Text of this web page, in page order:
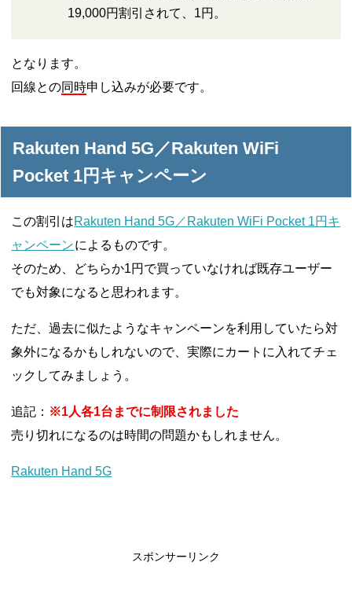
19,000円割引されて、1円。
となります。
回線との同時申し込みが必要です。
Rakuten Hand 5G／Rakuten WiFi
Pocket 1円キャンペーン
この割引はRakuten Hand 5G／Rakuten WiFi Pocket 1円キ
ャンペーンによるものです。
そのため、どちらか1円で買っていなければ既存ユーザー
でも対象になると思われます。
ただ、過去に似たようなキャンペーンを利用していたら対
象外になるかもしれないので、実際にカートに入れてチェ
ックしてみましょう。
追記： ※1人各1台までに制限されました
売り切れになるのは時間の問題かもしれません。
Rakuten Hand 5G
スポンサーリンク